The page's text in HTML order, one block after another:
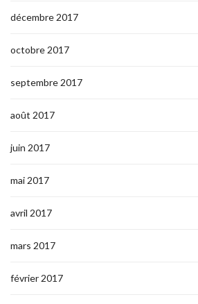
décembre 2017
octobre 2017
septembre 2017
août 2017
juin 2017
mai 2017
avril 2017
mars 2017
février 2017